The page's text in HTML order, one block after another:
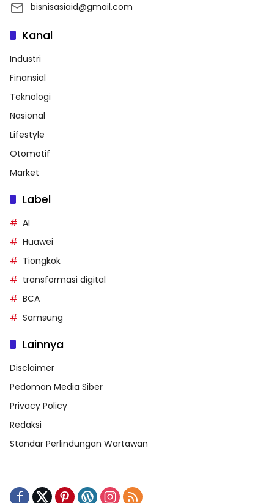
bisnisasiaid@gmail.com
Kanal
Industri
Finansial
Teknologi
Nasional
Lifestyle
Otomotif
Market
Label
AI
Huawei
Tiongkok
transformasi digital
BCA
Samsung
Lainnya
Disclaimer
Pedoman Media Siber
Privacy Policy
Redaksi
Standar Perlindungan Wartawan